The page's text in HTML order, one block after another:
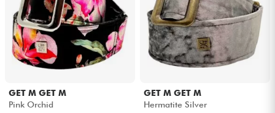
GET M GET M
Pink Orchid
GET M GET M
Hermatite Silver